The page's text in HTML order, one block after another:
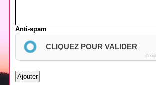
Anti-spam
CLIQUEZ POUR VALIDER